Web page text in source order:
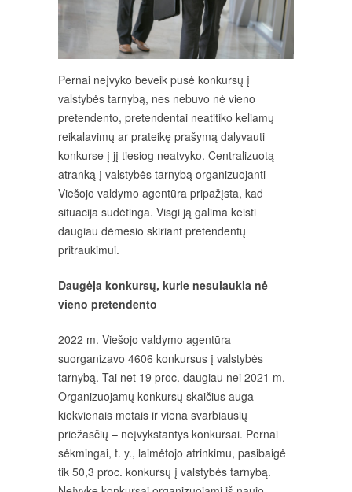
Pernai neįvyko beveik pusė konkursų į
valstybės tarnybą, nes nebuvo nė vieno
pretendento, pretendentai neatitiko keliamų
reikalavimų ar prateikę prašymą dalyvauti
konkurse į jį tiesiog neatvyko. Centralizuotą
atranką į valstybės tarnybą organizuojanti
Viešojo valdymo agentūra pripažįsta, kad
situacija sudėtinga. Visgi ją galima keisti
daugiau dėmesio skiriant pretendentų
pritraukimui.
Daugėja konkursų, kurie nesulaukia nė
vieno pretendento
2022 m. Viešojo valdymo agentūra
suorganizavo 4606 konkursus į valstybės
tarnybą. Tai net 19 proc. daugiau nei 2021 m.
Organizuojamų konkursų skaičius auga
kiekvienais metais ir viena svarbiausių
priežasčių – neįvykstantys konkursai. Pernai
sėkmingai, t. y., laimėtojo atrinkimu, pasibaigė
tik 50,3 proc. konkursų į valstybės tarnybą.